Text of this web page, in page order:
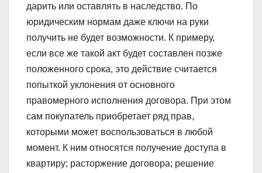
дарить или оставлять в наследство. По
юридическим нормам даже ключи на руки
получить не будет возможности. К примеру,
если все же такой акт будет составлен позже
положенного срока, это действие считается
попыткой уклонения от основного
правомерного исполнения договора. При этом
сам покупатель приобретает ряд прав,
которыми может воспользоваться в любой
момент. К ним относятся получение доступа в
квартиру; расторжение договора; решение